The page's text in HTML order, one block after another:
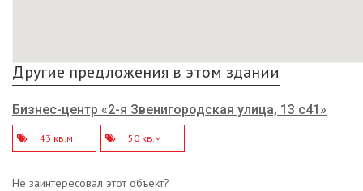
Другие предложения в этом здании
Бизнес-центр «2-я Звенигородская улица, 13 с41»
43 кв.м 50 кв.м
Не заинтересовал этот объект?